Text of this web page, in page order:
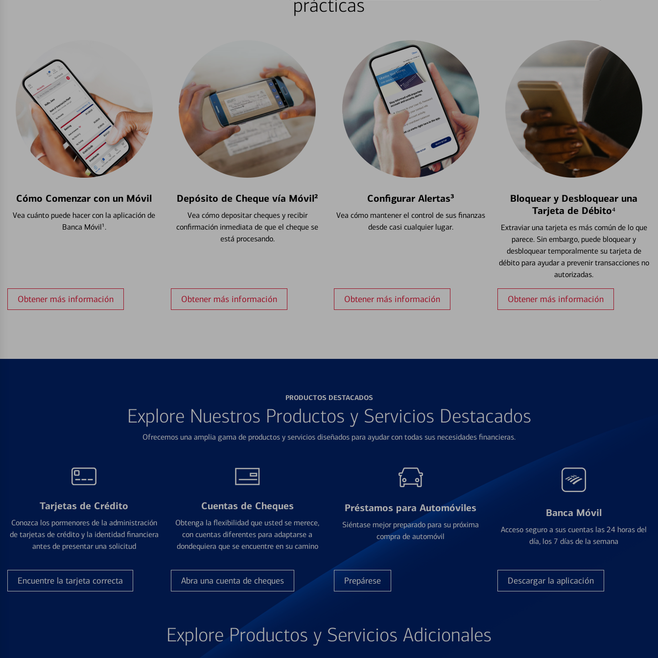
prácticas
Cómo Comenzar con un Móvil
Vea cuánto puede hacer con la aplicación de
Banca Móvil¹.
Obtener más información
Depósito de Cheque vía Móvil²
Vea cómo depositar cheques y recibir
confirmación inmediata de que el cheque se
está procesando.
Obtener más información
Configurar Alertas³
Vea cómo mantener el control de sus finanzas
desde casi cualquier lugar.
Obtener más información
Bloquear y Desbloquear una
Tarjeta de Débito⁴
Extraviar una tarjeta es más común de lo que
parece. Sin embargo, puede bloquear y
desbloquear temporalmente su tarjeta de
débito para ayudar a prevenir transacciones no
autorizadas.
Obtener más información
PRODUCTOS DESTACADOS
Explore Nuestros Productos y Servicios Destacados
Ofrecemos una amplia gama de productos y servicios diseñados para ayudar con todas sus necesidades financieras.
Tarjetas de Crédito
Conozca los pormenores de la administración
de tarjetas de crédito y la identidad financiera
antes de presentar una solicitud
Encuentre la tarjeta correcta
Cuentas de Cheques
Obtenga la flexibilidad que usted se merece,
con cuentas diferentes para adaptarse a
dondequiera que se encuentre en su camino
Abra una cuenta de cheques
Préstamos para Automóviles
Siéntase mejor preparado para su próxima
compra de automóvil
Prepárese
Banca Móvil
Acceso seguro a sus cuentas las 24 horas del
día, los 7 días de la semana
Descargar la aplicación
Explore Productos y Servicios Adicionales